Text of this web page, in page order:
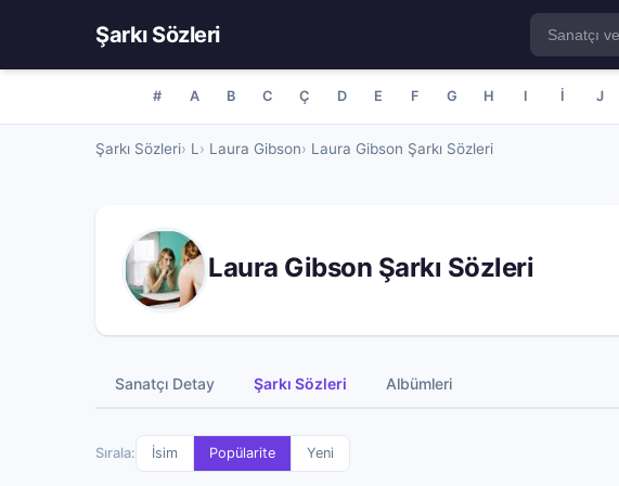
Şarkı Sözleri
# A B C Ç D E F G H I İ J
Şarkı Sözleri L Laura Gibson Laura Gibson Şarkı Sözleri
Laura Gibson Şarkı Sözleri
Sanatçı Detay Şarkı Sözleri Albümleri
Sırala: İsim Popülarite Yeni